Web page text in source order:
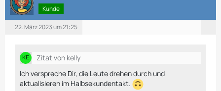
Kunde
22. März 2023 um 21:25
Zitat von kelly
Ich verspreche Dir, die Leute drehen durch und
aktualisieren im Halbsekundentakt.